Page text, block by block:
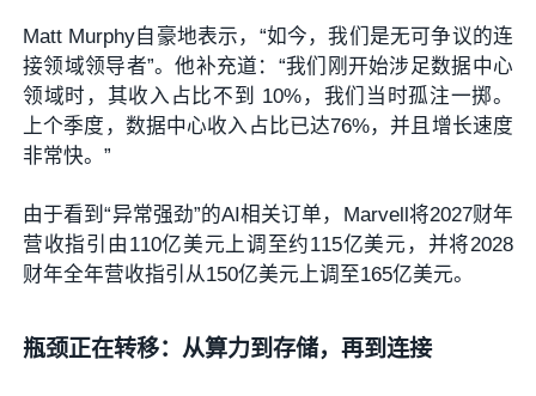
Matt Murphy自豪地表示，“如今，我们是无可争议的连
接领域领导者”。他补充道：“我们刚开始涉足数据中心
领域时，其收入占比不到 10%，我们当时孤注一掷。
上个季度，数据中心收入占比已达76%，并且增长速度
非常快。”
由于看到“异常强劲”的AI相关订单，Marvell将2027财年
营收指引由110亿美元上调至约115亿美元，并将2028
财年全年营收指引从150亿美元上调至165亿美元。
瓶颈正在转移：从算力到存储，再到连接